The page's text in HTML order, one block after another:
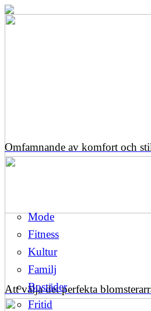
Omfamnande av komfort och
Att välja det perfekta
Mode
Fitness
Kultur
Familj
Bostäder
Fritid